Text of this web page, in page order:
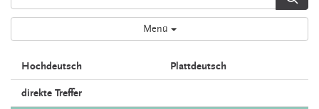
Menü
Hochdeutsch Plattdeutsch
direkte Treffer